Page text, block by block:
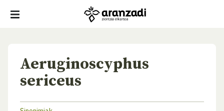
Aeruginoscyphus
sericeus